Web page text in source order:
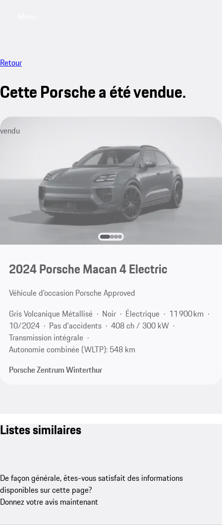
Retour
Cette Porsche a été vendue.
vendu
2024 Porsche Macan 4 Electric
Véhicule d’occasion Porsche Approved
Gris Volcanique Métallisé
Noir Électrique
11 900 km
10/2024
Pas d'accidents
408 ch / 300 kW
Transmission intégrale
Autonomie combinée (WLTP): 548 km
Porsche Zentrum Winterthur
Listes similaires
De façon générale, êtes-vous satisfait des informations
disponibles sur cette page?
Donnez votre avis maintenant